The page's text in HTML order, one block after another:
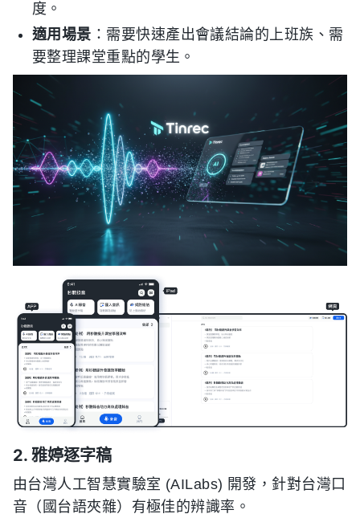
度。
適用場景 ：需要快速產出會議結論的上班族、需
要整理課堂重點的學生。
2. 雅婷逐字稿
由台灣人工智慧實驗室 (AILabs) 開發，針對台灣口
音（國台語夾雜）有極佳的辨識率。